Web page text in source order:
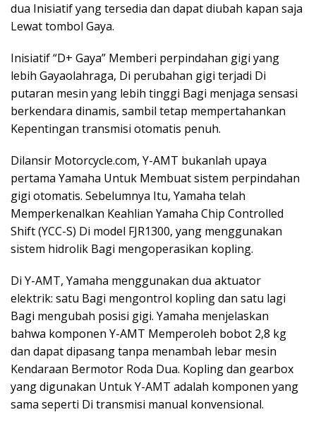
dua Inisiatif yang tersedia dan dapat diubah kapan saja
Lewat tombol Gaya.
Inisiatif “D+ Gaya” Memberi perpindahan gigi yang
lebih Gayaolahraga, Di perubahan gigi terjadi Di
putaran mesin yang lebih tinggi Bagi menjaga sensasi
berkendara dinamis, sambil tetap mempertahankan
Kepentingan transmisi otomatis penuh.
Dilansir Motorcycle.com, Y-AMT bukanlah upaya
pertama Yamaha Untuk Membuat sistem perpindahan
gigi otomatis. Sebelumnya Itu, Yamaha telah
Memperkenalkan Keahlian Yamaha Chip Controlled
Shift (YCC-S) Di model FJR1300, yang menggunakan
sistem hidrolik Bagi mengoperasikan kopling.
Di Y-AMT, Yamaha menggunakan dua aktuator
elektrik: satu Bagi mengontrol kopling dan satu lagi
Bagi mengubah posisi gigi. Yamaha menjelaskan
bahwa komponen Y-AMT Memperoleh bobot 2,8 kg
dan dapat dipasang tanpa menambah lebar mesin
Kendaraan Bermotor Roda Dua. Kopling dan gearbox
yang digunakan Untuk Y-AMT adalah komponen yang
sama seperti Di transmisi manual konvensional.